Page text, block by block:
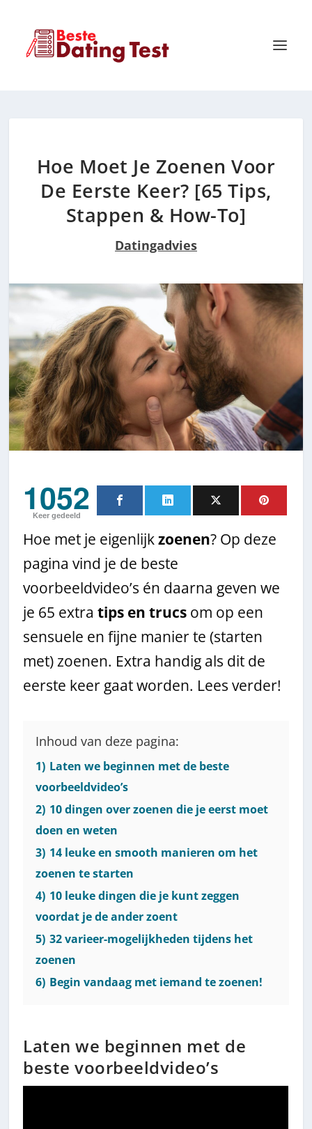
Hoe Moet Je Zoenen Voor
De Eerste Keer? [65 Tips,
Stappen & How-To]
Datingadvies
1052
Keer gedeeld
Hoe met je eigenlijkzoenen? Op deze
pagina vind je de beste
voorbeeldvideo’s én daarna geven we
je 65 extratips en trucs om op een
sensuele en fijne manier te (starten
met) zoenen. Extra handig als dit de
eerste keer gaat worden. Lees verder!
Inhoud van deze pagina:
1) Laten we beginnen met de beste
voorbeeldvideo’s
2) 10 dingen over zoenen die je eerst moet
doen en weten
3) 14 leuke en smooth manieren om het
zoenen te starten
4) 10 leuke dingen die je kunt zeggen
voordat je de ander zoent
5) 32 varieer-mogelijkheden tijdens het
zoenen
6) Begin vandaag met iemand te zoenen!
Laten we beginnen met de
beste voorbeeldvideo’s